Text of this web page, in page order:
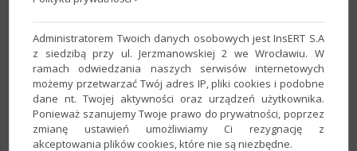
Administratorem Twoich danych osobowych jest InsERT S.A
z siedzibą przy ul. Jerzmanowskiej 2 we Wrocławiu. W
ramach odwiedzania naszych serwisów internetowych
możemy przetwarzać Twój adres IP, pliki cookies i podobne
dane nt. Twojej aktywności oraz urządzeń użytkownika.
Ponieważ szanujemy Twoje prawo do prywatności, poprzez
zmianę ustawień umożliwiamy Ci rezygnację z
akceptowania plików cookies, które nie są niezbędne.